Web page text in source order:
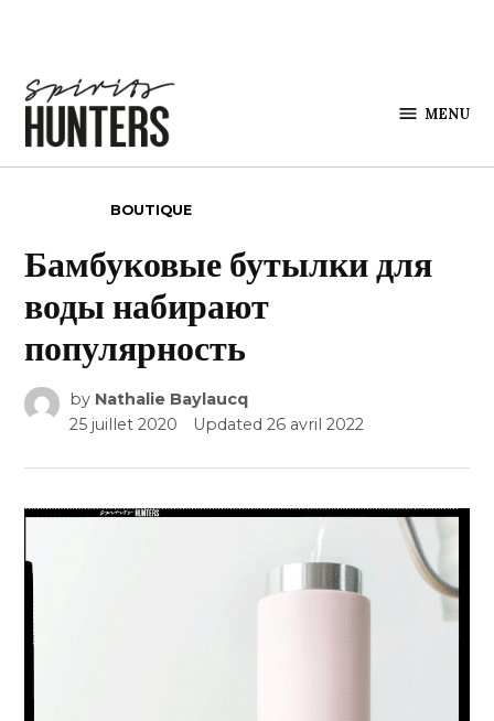
MENU
BOUTIQUE
Бамбуковые бутылки для
воды набирают
популярность
by Nathalie Baylaucq
25 juillet 2020
Updated26 avril 2022